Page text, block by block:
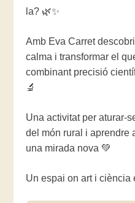
la? 🌿✨
Amb Eva Carret
calma i transformar el
combinant precisió
🔬
Una activitat per aturar-
del món rural i aprendre
una mirada nova 💚
Un espai on art i ciència